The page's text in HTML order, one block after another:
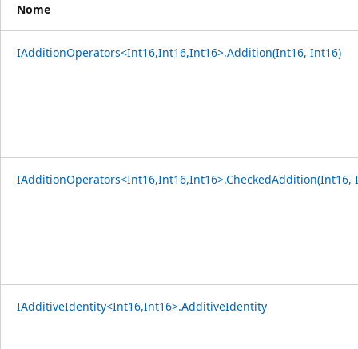
Nome
IAdditionOperators<Int16,Int16,Int16>.Addition(Int16, Int16)
IAdditionOperators<Int16,Int16,Int16>.CheckedAddition(Int16,
IAdditiveIdentity<Int16,Int16>.AdditiveIdentity